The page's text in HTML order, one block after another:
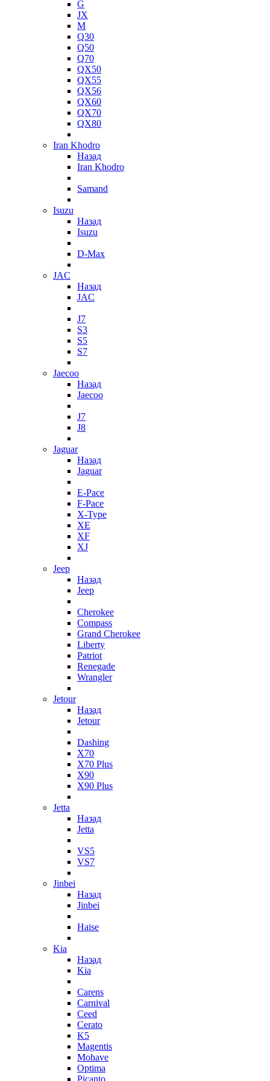
G
JX
M
Q30
Q50
Q70
QX50
QX55
QX56
QX60
QX70
QX80
Iran Khodro
Назад
Iran Khodro
Samand
Isuzu
Назад
Isuzu
D-Max
JAC
Назад
JAC
J7
S3
S5
S7
Jaecoo
Назад
Jaecoo
J7
J8
Jaguar
Назад
Jaguar
E-Pace
F-Pace
X-Type
XE
XF
XJ
Jeep
Назад
Jeep
Cherokee
Compass
Grand Cherokee
Liberty
Patriot
Renegade
Wrangler
Jetour
Назад
Jetour
Dashing
X70
X70 Plus
X90
X90 Plus
Jetta
Назад
Jetta
VS5
VS7
Jinbei
Назад
Jinbei
Haise
Kia
Назад
Kia
Carens
Carnival
Ceed
Cerato
K5
Magentis
Mohave
Optima
Picanto